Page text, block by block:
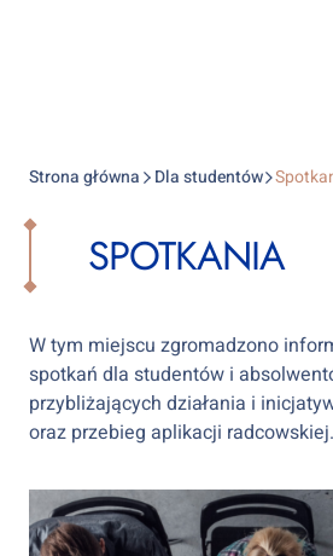
Strona główna Dla studentów
SPOTKANIA
W tym miejscu zgromadzono
spotkań dla studentów i
przybliżających działania i
oraz przebieg aplikacji radcowskiej.